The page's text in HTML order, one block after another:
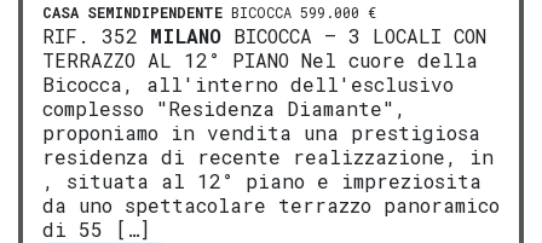
CASA SEMINDIPENDENTE BICOCCA 599.000 €
RIF. 352 MILANO BICOCCA – 3 LOCALI CON
TERRAZZO AL 12° PIANO Nel cuore della
Bicocca, all'interno dell'esclusivo
complesso "Residenza Diamante",
proponiamo in vendita una prestigiosa
residenza di recente realizzazione, in
, situata al 12° piano e impreziosita
da uno spettacolare terrazzo panoramico
di 55 […]